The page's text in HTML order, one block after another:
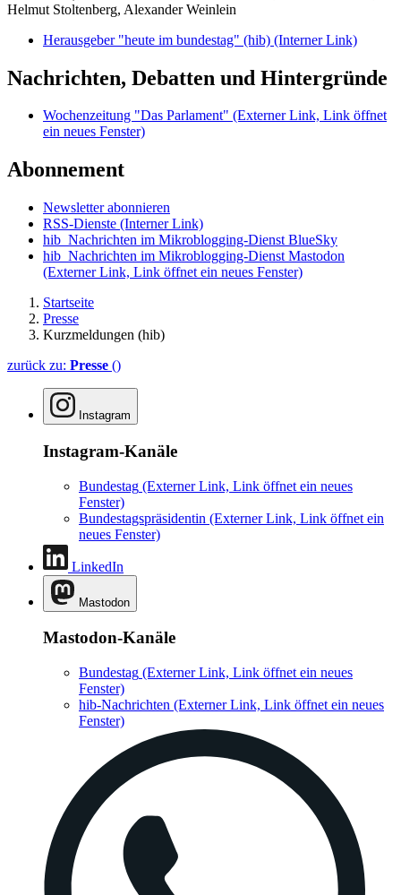
Helmut Stoltenberg, Alexander Weinlein
Herausgeber "heute im bundestag" (hib) (Interner Link)
Nachrichten, Debatten und Hintergründe
Wochenzeitung "Das Parlament" (Externer Link, Link öffnet
ein neues Fenster)
Abonnement
Newsletter abonnieren
RSS-Dienste (Interner Link)
hib_Nachrichten im Mikroblogging-Dienst BlueSky
hib_Nachrichten im Mikroblogging-Dienst Mastodon
(Externer Link, Link öffnet ein neues Fenster)
Startseite
Presse
Kurzmeldungen (hib)
zurück zu: Presse ()
Instagram
Instagram-Kanäle
Bundestag (Externer Link, Link öffnet ein neues
Fenster)
Bundestagspräsidentin (Externer Link, Link öffnet ein
neues Fenster)
LinkedIn
Mastodon
Mastodon-Kanäle
Bundestag (Externer Link, Link öffnet ein neues
Fenster)
hib-Nachrichten (Externer Link, Link öffnet ein neues
Fenster)